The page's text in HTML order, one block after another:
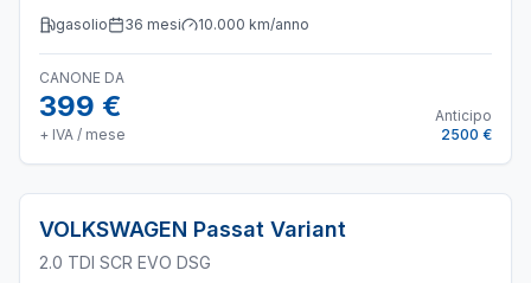
gasolio 36 mesi 10.000 km/anno
CANONE DA
399 €
+ IVA / mese
Anticipo
2500 €
VOLKSWAGEN Passat Variant
2.0 TDI SCR EVO DSG